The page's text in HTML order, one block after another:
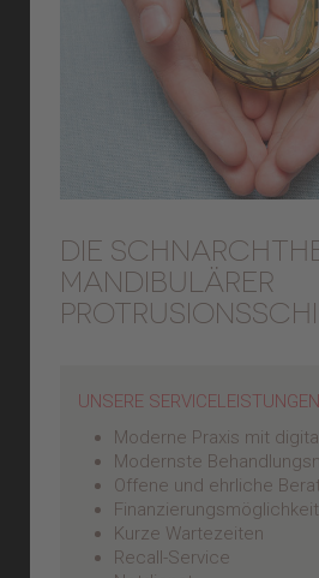
DIE
MANDIBULÄRER
UNSERE SERVICELEISTUNGEN
Moderne Praxis mit
Modernste
Offene und ehrliche
Finanzierungsmöglichkeit
Kurze Wartezeiten
Recall-Service